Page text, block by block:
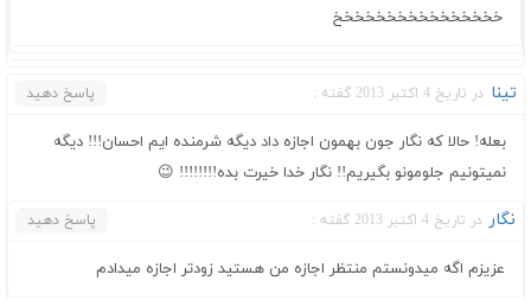
خخخخخخخخخخخخخخخخ
تینا در تاریخ 4 اکتبر 2013 گفته : پاسخ دهید
بعله! حالا که نگار جون بهمون اجازه داد دیگه شرمنده ایم احسان!!! دیگه
نمیتونیم جلومونو بگیریم!! نگار خدا خیرت بده!!!!!!!! 😉
نگار در تاریخ 4 اکتبر 2013 گفته : پاسخ دهید
عزیزم اگه میدونستم منتظر اجازه من هستید زودتر اجازه میدادم